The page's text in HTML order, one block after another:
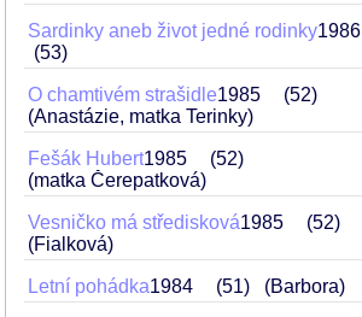
Sardinky aneb život jedné rodinky1986
53
O chamtivém strašidle1985
52
(Anastázie, matka Terinky)
Fešák Hubert1985
52
(matka Čerepatková)
Vesničko má středisková1985
52
(Fialková)
Letní pohádka1984 51 (Barbora)